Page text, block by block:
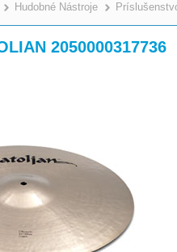
>
Hudobné Nástroje
2050000317736